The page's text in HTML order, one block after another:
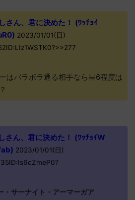
さん、君に決めた！ (ﾜｯﾁｮｲ
2023/01/01(日)
はパラボラ通る相手なら星6程度は
さん、君に決めた！ (ﾜｯﾁｮｲW
2023/01/01(日)
・サーナイト・アーマーガア